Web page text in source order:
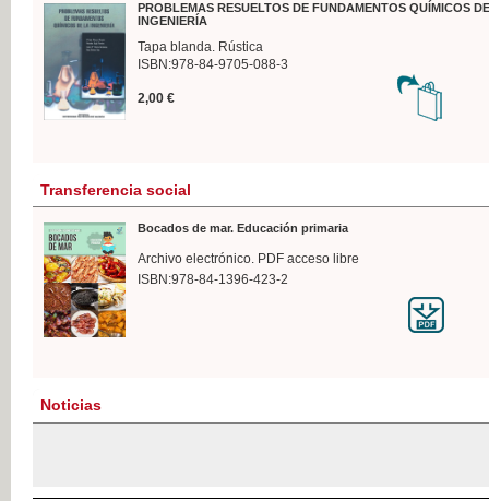
PROBLEMAS RESUELTOS DE FUNDAMENTOS QUÍMICOS
INGENIERÍA
Tapa blanda. Rústica
ISBN:978-84-9705-088-3
2,00 €
Transferencia social
Bocados de mar. Educación primaria
Archivo electrónico. PDF acceso libre
ISBN:978-84-1396-423-2
Noticias